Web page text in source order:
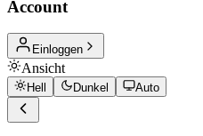
Account
Einloggen
Ansicht
Hell Dunkel Auto